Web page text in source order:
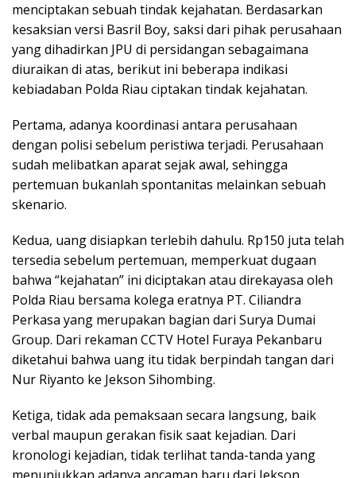
menciptakan sebuah tindak kejahatan. Berdasarkan
kesaksian versi Basril Boy, saksi dari pihak perusahaan
yang dihadirkan JPU di persidangan sebagaimana
diuraikan di atas, berikut ini beberapa indikasi
kebiadaban Polda Riau ciptakan tindak kejahatan.
Pertama, adanya koordinasi antara perusahaan
dengan polisi sebelum peristiwa terjadi. Perusahaan
sudah melibatkan aparat sejak awal, sehingga
pertemuan bukanlah spontanitas melainkan sebuah
skenario.
Kedua, uang disiapkan terlebih dahulu. Rp150 juta telah
tersedia sebelum pertemuan, memperkuat dugaan
bahwa “kejahatan” ini diciptakan atau direkayasa oleh
Polda Riau bersama kolega eratnya PT. Ciliandra
Perkasa yang merupakan bagian dari Surya Dumai
Group. Dari rekaman CCTV Hotel Furaya Pekanbaru
diketahui bahwa uang itu tidak berpindah tangan dari
Nur Riyanto ke Jekson Sihombing.
Ketiga, tidak ada pemaksaan secara langsung, baik
verbal maupun gerakan fisik saat kejadian. Dari
kronologi kejadian, tidak terlihat tanda-tanda yang